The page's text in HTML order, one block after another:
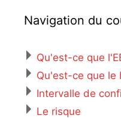
Navigation du
Qu'est-ce que
Qu'est-ce que le
Intervalle de
Le risque